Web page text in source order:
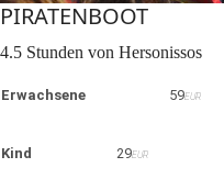
PIRATENBOOT
4.5 Stunden von Hersonissos
Erwachsene 59EUR
Kind 29EUR